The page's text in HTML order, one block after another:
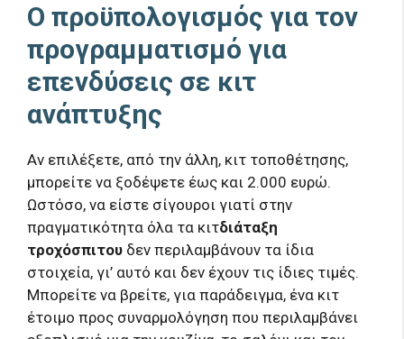
Ο προϋπολογισμός για τον
προγραμματισμό για
επενδύσεις σε κιτ
ανάπτυξης
Αν επιλέξετε, από την άλλη, κιτ τοποθέτησης,
μπορείτε να ξοδέψετε έως και 2.000 ευρώ.
Ωστόσο, να είστε σίγουροι γιατί στην
πραγματικότητα όλα τα κιτδιάταξη
τροχόσπιτου δεν περιλαμβάνουν τα ίδια
στοιχεία, γι’ αυτό και δεν έχουν τις ίδιες τιμές.
Μπορείτε να βρείτε, για παράδειγμα, ένα κιτ
έτοιμο προς συναρμολόγηση που περιλαμβάνει